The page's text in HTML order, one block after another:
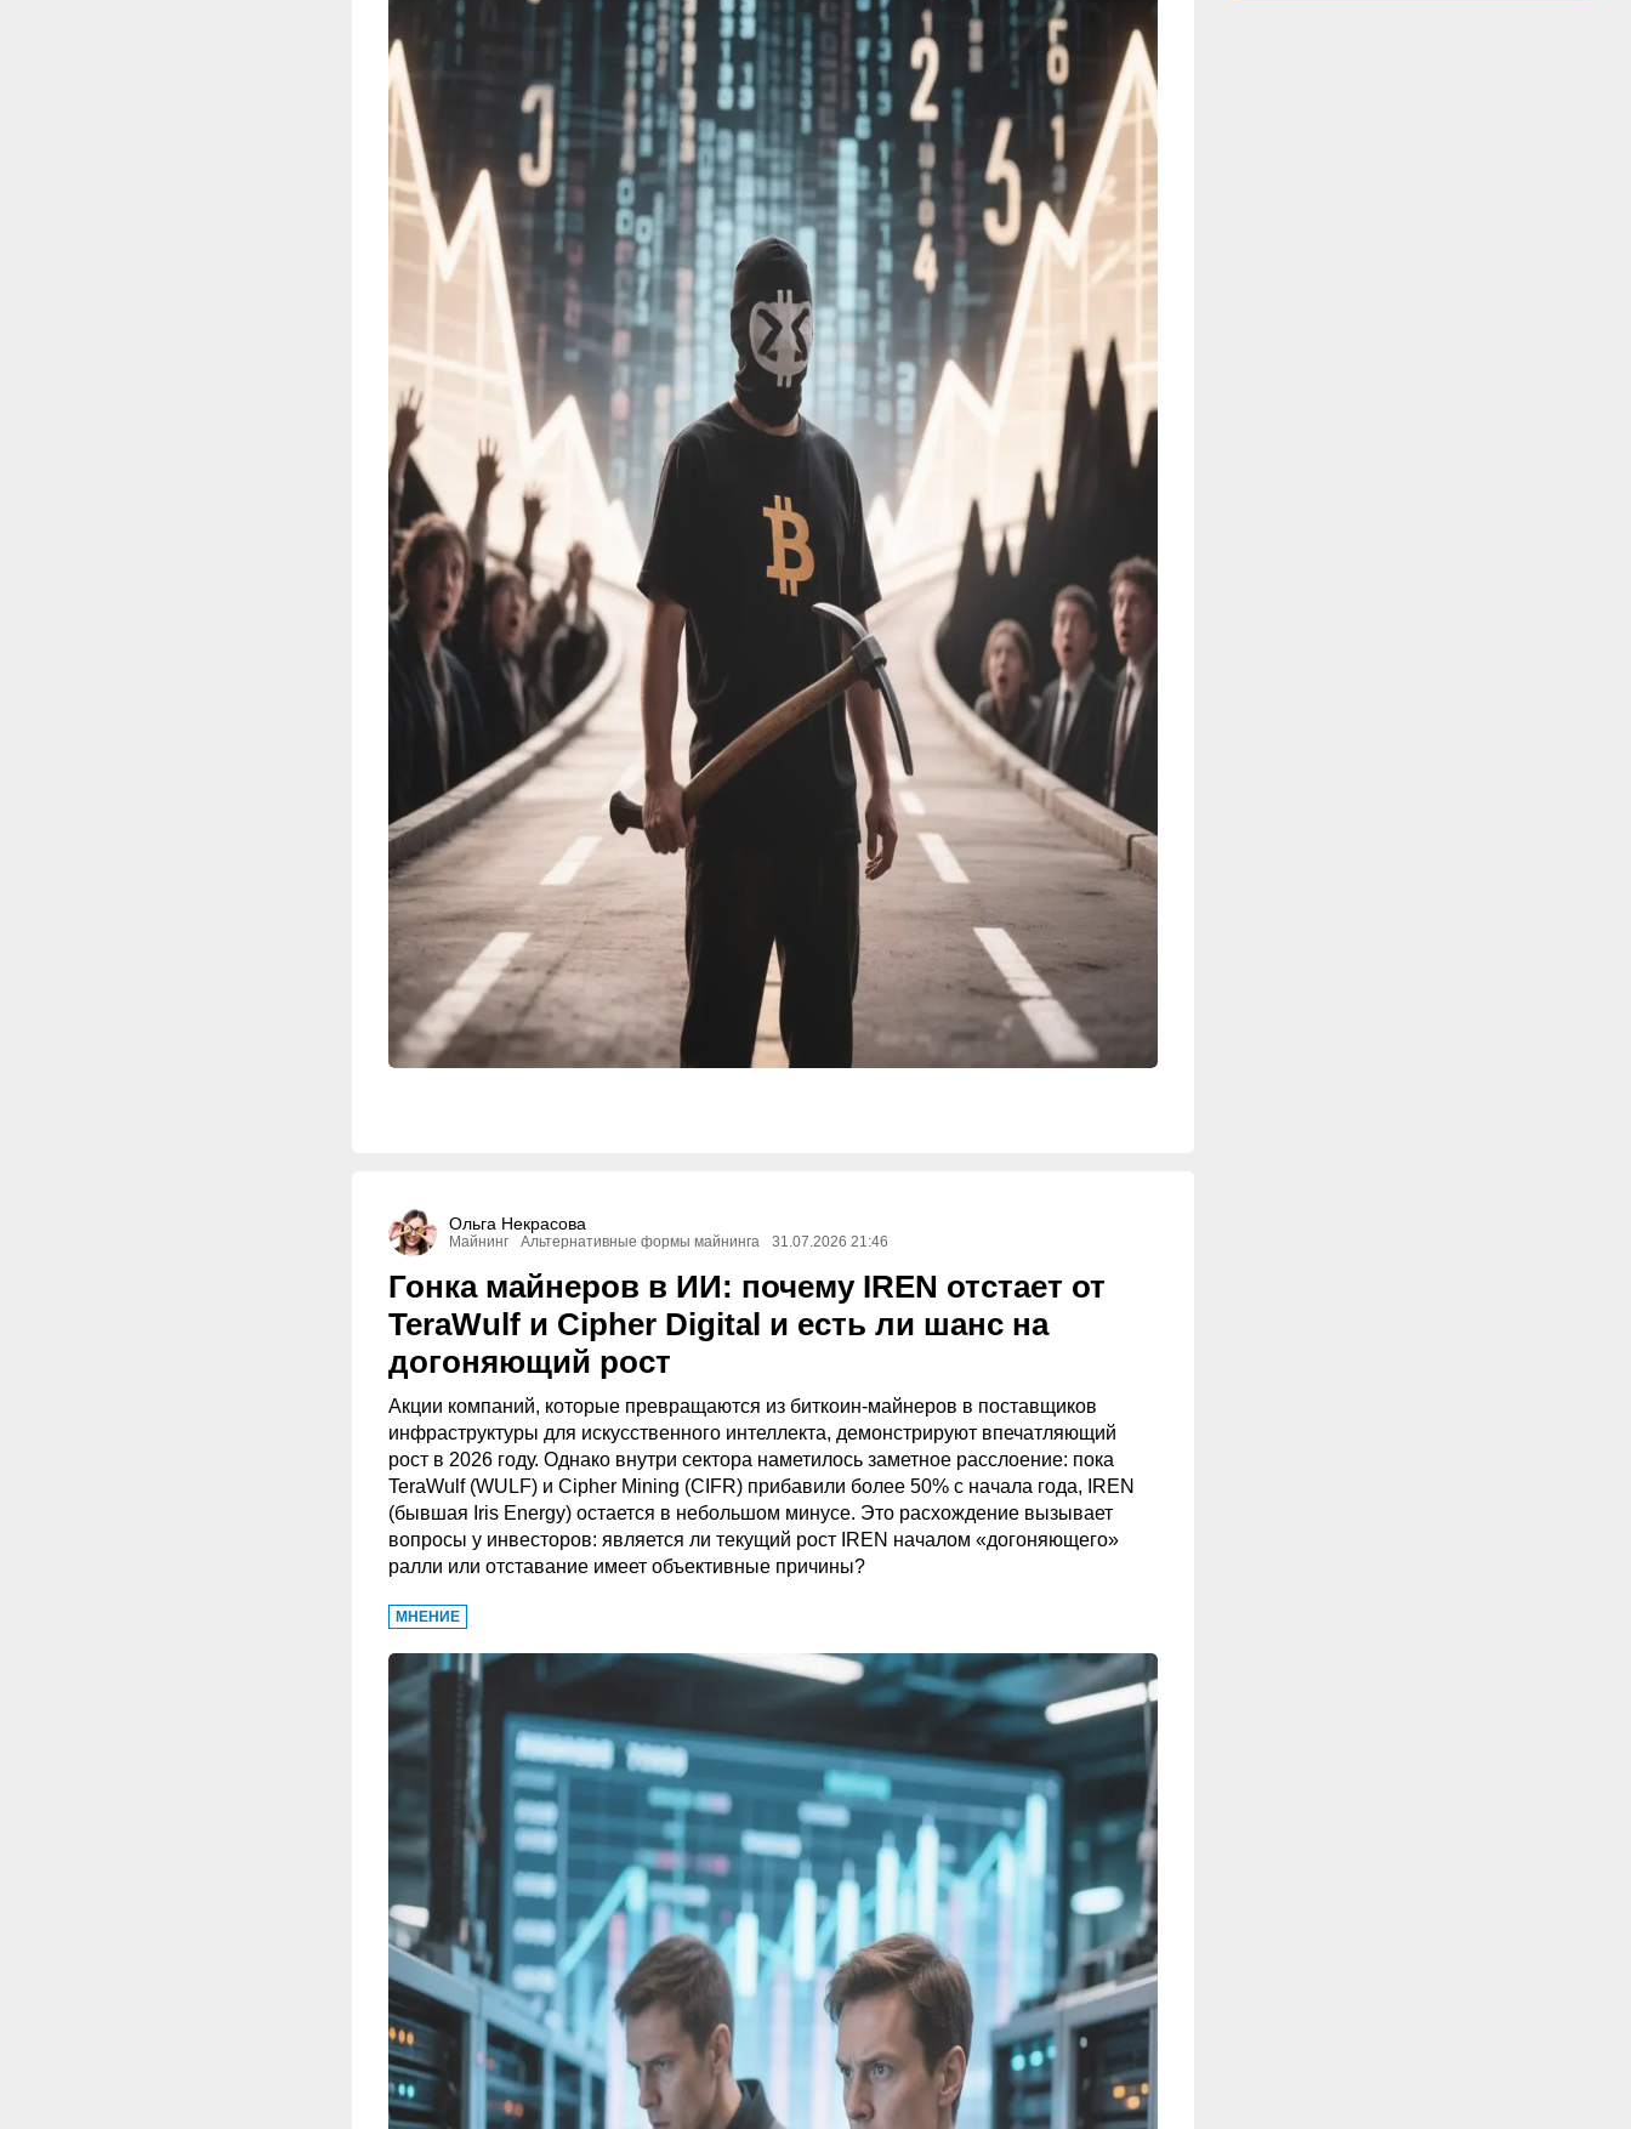
Ольга Некрасова
Майнинг Альтернативные формы майнинга 31.07.2026 21:46
Гонка майнеров в ИИ: почему IREN отстает от
TeraWulf и Cipher Digital и есть ли шанс на
догоняющий рост
Акции компаний, которые превращаются из биткоин-майнеров в поставщиков
инфраструктуры для искусственного интеллекта, демонстрируют впечатляющий
рост в 2026 году. Однако внутри сектора наметилось заметное расслоение: пока
TeraWulf (WULF) и Cipher Mining (CIFR) прибавили более 50% с начала года, IREN
(бывшая Iris Energy) остается в небольшом минусе. Это расхождение вызывает
вопросы у инвесторов: является ли текущий рост IREN началом «догоняющего»
ралли или отставание имеет объективные причины?
МНЕНИЕ